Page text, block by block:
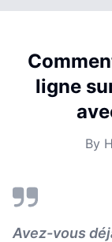
ligne
By
Avez-vous